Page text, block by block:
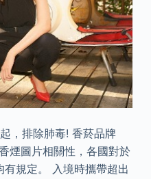
，排除肺毒! 香菸品牌
煙圖片相關性，各國對於
規定。 入境時攜帶超出